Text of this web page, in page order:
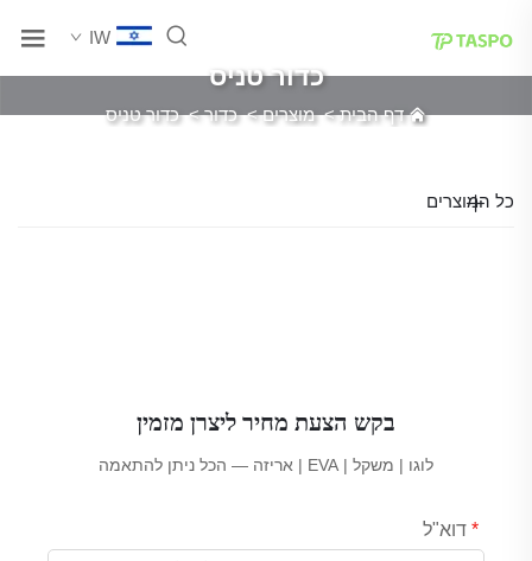
IW
כדור טניס
דף הבית>מוצרים>כדור>כדור טניס
כל המוצרים
בקש הצעת מחיר ליצרן מזמין
לוגו | משקל | EVA | אריזה — הכל ניתן להתאמה
דוא"ל